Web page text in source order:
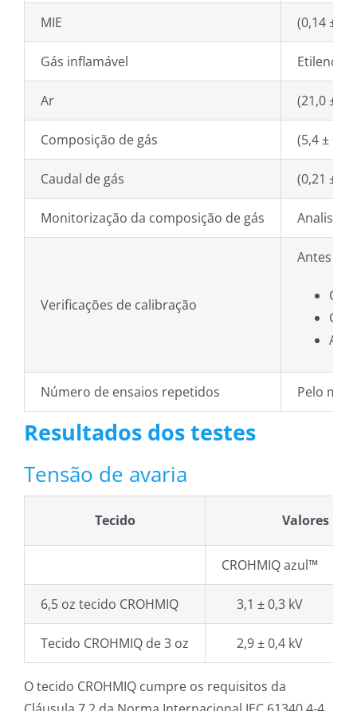
MIE (0,14 ±
Gás inflamável Etileno
Ar (21,0 ±
Composição de gás (5,4 ±
Caudal de gás (0,21 ±
Monitorização da composição de gás
Verificações de calibração
Antes de
Número de ensaios repetidos Pelo
Resultados dos testes
Tensão de avaria
Tecido Valores
CROHMIQ azul™
6,5 oz tecido CROHMIQ 3,1 ± 0,3 kV
Tecido CROHMIQ de 3 oz 2,9 ± 0,4 kV
O tecido CROHMIQ cumpre os requisitos da